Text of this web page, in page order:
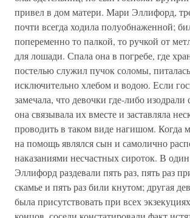
привел в дом матери. Мари Эллифорд,
почти всегда ходила полуобнаженной;
попеременно то палкой, то ручкой от
для лошади. Спала она в погребе, где
постелью служил пучок соломы,
исключительно хлебом и водою. Если
замечала, что девочки где-либо
она связывала их вместе и заставляла
проводить в таком виде нагишом. Когда
на помощь являлся сын и самолично
наказаниями несчастных сироток. В
Эллифорд раздевали пять раз, пять раз
скамье и пять раз били кнутом; другая
была присутствовать при всех